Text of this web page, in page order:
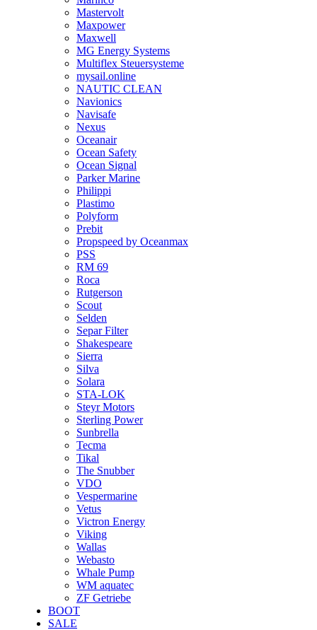
Mastervolt
Maxpower
Maxwell
MG Energy Systems
Multiflex Steuersysteme
mysail.online
NAUTIC CLEAN
Navionics
Navisafe
Nexus
Oceanair
Ocean Safety
Ocean Signal
Parker Marine
Philippi
Plastimo
Polyform
Prebit
Propspeed by Oceanmax
PSS
RM 69
Roca
Rutgerson
Scout
Selden
Separ Filter
Shakespeare
Sierra
Silva
Solara
STA-LOK
Steyr Motors
Sterling Power
Sunbrella
Tecma
Tikal
The Snubber
VDO
Vespermarine
Vetus
Victron Energy
Viking
Wallas
Webasto
Whale Pump
WM aquatec
ZF Getriebe
BOOT
SALE